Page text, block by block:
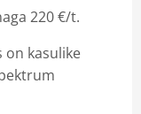
220 €/t.
on kasulike